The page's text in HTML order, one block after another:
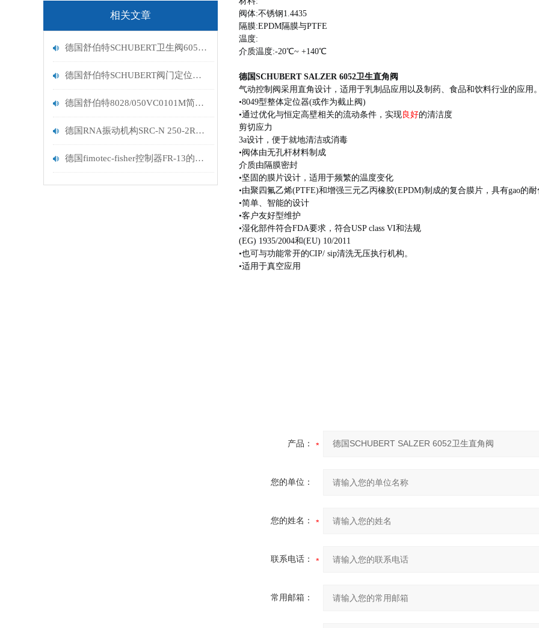
相关文章
德国舒伯特SCHUBERT卫生阀6051带EHEDG认证
德国舒伯特SCHUBERT阀门定位器8049-4的分类
德国舒伯特8028/050VC0101M简约型控制阀
德国RNA振动机构SRC-N 250-2R的特点
德国fimotec-fisher控制器FR-13的作用
阀体:不锈钢1.4435
隔膜:EPDM隔膜与PTFE
温度:
介质温度:-20℃~ +140℃
德国SCHUBERT SALZER 6052卫生直角阀
气动控制阀采用直角设计， 适用于乳制品应用以及制药、食品和饮料行业的应用。
•8049型整体定位器(或作为截止阀)
•通过优化与恒定高壁相关的流动条件，实现 良好的清洁度
剪切应力
3a设计，便于就地清洁或消毒
•阀体由无孔杆材料制成
介质由隔膜密封
•坚固的膜片设计，适用于频繁的温度变化
•由聚四氟乙烯(PTFE)和增强三元乙丙橡胶(EPDM)制成的复合膜片，具有gao的耐
•简单、智能的设计
•客户友好型维护
•湿化部件符合FDA要求，符合USP class VI和法规
(EG) 1935/2004和(EU) 10/2011
•也可与功能常开的CIP/ sip清洗无压执行机构。
•适用于真空应用
产品：
您的单位：
您的姓名：
联系电话：
常用邮箱：